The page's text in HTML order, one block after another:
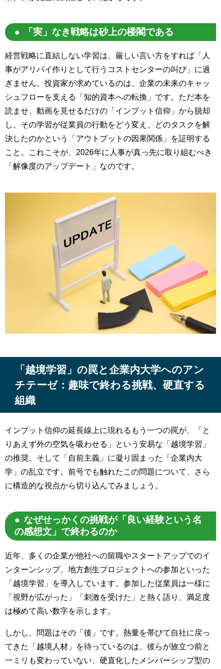
「実」なき戦略は砂上の楼閣である
経営戦略に直結しない学習は、厳しい言い方をすれば「人
事がアリバイ作りとして行うコストセンターの叫び」に過
ぎません。投資家が求めているのは、企業の未来のキャッ
シュフローを支える「知的資本への転換」です。ただ本を
読ませ、動画を見せるだけの「インプット信仰」から脱却
し、その学習が従業員の行動をどう変え、どのタスクを解
決したのかという「アウトプットの因果関係」を証明する
こと。これこそが、2026年に人事が真っ先に取り組むべき
「解像度のアップデート」なのです。
「越境学習」の罠と企業内大学へのアン
チテーゼ：趣味で終わる挑戦、硬直する
組織
インプット信仰の延長線上に現れるもう一つの罠が、「と
りあえず外の空気を吸わせる」という安易な「越境学習」
の推奨、そして「自前主義」に凝り固まった「企業内大
学」の乱立です。前号でも触れたこの問題について、さら
に構造的な視点から切り込んでみましょう。
なぜせっかくの挑戦が「良い経験という名
の感想文」で終わるのか
近年、多くの企業が他社への留職やスタートアップでのイ
ンターンシップ、地方創生プロジェクトへの参加といった
「越境学習」を導入しています。参加した従業員は一様に
「視野が広がった」「刺激を受けた」と熱く語り、満足度
は極めて高い数字を示します。
しかし、問題はその「後」です。熱量を帯びて自社に戻っ
てきた「越境人材」を待っているのは、彼らが旅立つ前と
一ミリも変わっていない、硬直化したメンバーシップ型の